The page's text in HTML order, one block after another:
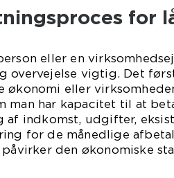
for
eller en
overvejelse vigtig. Det
økonomi eller
man har kapacitet til at
af indkomst, udgifter,
for de månedlige
den økonomiske